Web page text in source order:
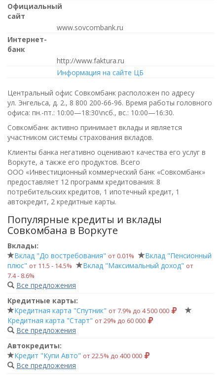
Официальный
сайт
www.sovcombank.ru
Интернет-
банк
http://www.faktura.ru
Информация на сайте ЦБ
Центральный офис Совкомбанк расположен по адресу
ул. Энгельса, д. 2., 8 800 200-66-96. Время работы головного
офиса: пн.-пт.: 10:00—18:30\nсб., вс.: 10:00—16:30.
Совкомбанк активно принимает вклады и является
участником системы страхования вкладов.
Клиенты банка негативно оценивают качества его услуг в
Воркуте, а также его продуктов. Всего
ООО «Инвестиционный коммерческий банк «Совкомбанк»
предоставляет 12 программ кредитования: 8
потребительских кредитов, 1 ипотечный кредит, 1
автокредит, 2 кредитные карты.
Популярные кредиты и вклады
Совкомбана в Воркуте
Вклады:
Вклад "До востребования" от 0.01%
Вклад "Пенсионный
плюс" от 11.5 ‑ 14.5% Вклад "Максимальный доход" от
7.4 ‑ 8.6%
Все предложения
Кредитные карты:
Кредитная карта "Спутник" от 7.9% до 4 500 000
Кредитная карта "Старт" от 29% до 60 000
Все предложения
Автокредиты:
Кредит "Купи Авто" от 22.5% до 400 000
Все предложения